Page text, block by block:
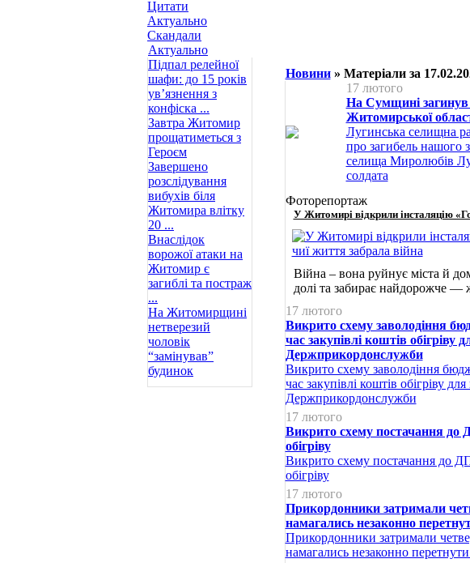
Цитати
Актуально
Скандали
Актуально
Підпал релейної
шафи: до 15 років
ув’язнення з
конфіска ...
Завтра Житомир
прощатиметься з
Героєм
Завершено
розслідування
вибухів біля
Житомира влітку
20 ...
Внаслідок
ворожої атаки на
Житомир є
загиблі та постраж
...
На Житомирщині
нетверезий
чоловік
“замінував”
будинок
Новини» Матеріали за
17 лютого
На Сумщині загинув
Житомирської
Лугинська селищна
про загибель нашого
селища Миролюбів
солдата
Фоторепортаж
У Житомирі відкрили інсталяцію
Війна – вона руйнує міста й
долі та забирає найдорожче
17 лютого
Викрито схему заволодіння
час закупівлі коштів обігріву
Держприкордонслужби
Викрито схему заволодіння
час закупівлі коштів обігріву для
Держприкордонслужби
17 лютого
Викрито схему постачання до
обігріву
Викрито схему постачання до
обігріву
17 лютого
Прикордонники затримали
намагались незаконно
Прикордонники затримали
намагались незаконно